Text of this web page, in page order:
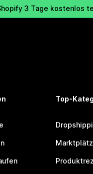
3 Tage kostenlos
Top-